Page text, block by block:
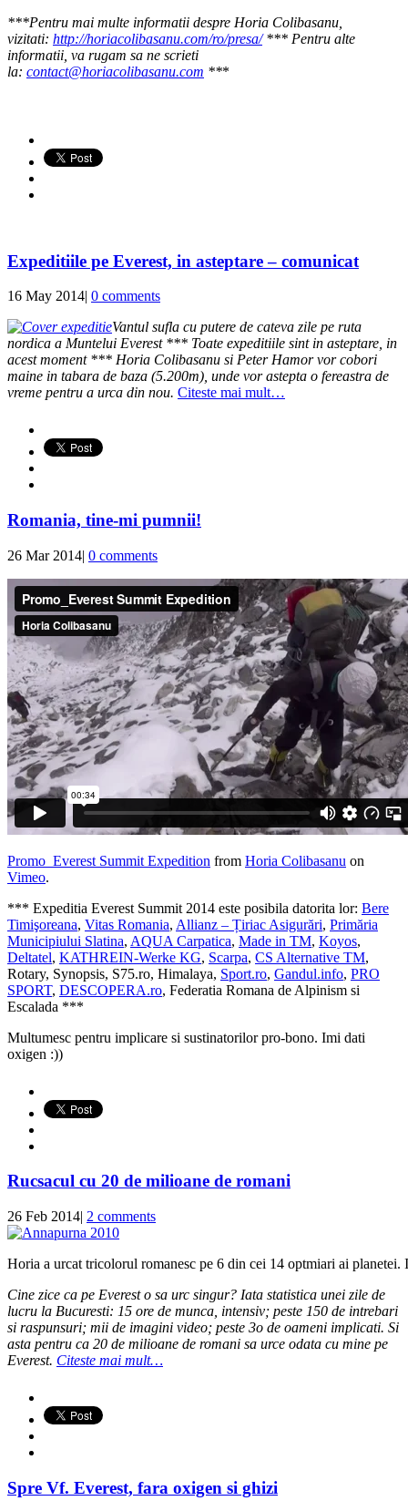
***Pentru mai multe informatii despre Horia Colibasanu,
vizitati: http://horiacolibasanu.com/ro/presa/*** Pentru alte
informatii, va rugam sa ne scrieti
la: contact@horiacolibasanu.com ***
Expeditiile pe Everest, in asteptare – comunicat
16 May 2014| 0 comments
Vantul sufla cu putere de cateva zile pe ruta
nordica a Muntelui Everest *** Toate expeditiile sint in asteptare, in
acest moment *** Horia Colibasanu si Peter Hamor vor cobori
maine in tabara de baza (5.200m), unde vor astepta o fereastra de
vreme pentru a urca din nou. Citeste mai mult…
Romania, tine-mi pumnii!
26 Mar 2014| 0 comments
Promo_Everest Summit Expedition from Horia Colibasanu on
Vimeo.
*** Expeditia Everest Summit 2014 este posibila datorita lor: Bere
Timişoreana, Vitas Romania, Allianz – Țiriac Asigurări, Primăria
Municipiului Slatina, AQUA Carpatica, Made in TM, Koyos,
Deltatel, KATHREIN-Werke KG, Scarpa, CS Alternative TM,
Rotary, Synopsis, S75.ro, Himalaya, Sport.ro, Gandul.info, PRO
SPORT, DESCOPERA.ro, Federatia Romana de Alpinism si
Escalada ***
Multumesc pentru implicare si sustinatorilor pro-bono. Imi dati
oxigen :))
Rucsacul cu 20 de milioane de romani
26 Feb 2014| 2 comments
Horia a urcat tricolorul romanesc pe 6 din cei 14 optmiari ai
Cine zice ca pe Everest o sa urc singur? Iata statistica unei zile de
lucru la Bucuresti: 15 ore de munca, intensiv; peste 150 de intrebari
si raspunsuri; mii de imagini video; peste 3o de oameni implicati. Si
asta pentru ca 20 de milioane de romani sa urce odata cu mine pe
Everest. Citeste mai mult…
Spre Vf. Everest, fara oxigen si ghizi